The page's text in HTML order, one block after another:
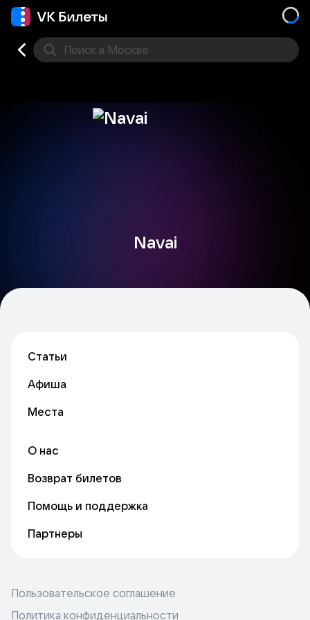
Поиск в Москве
Navai
Статьи
Афиша
Места
О нас
Возврат билетов
Помощь и поддержка
Партнеры
Пользовательское соглашение
Политика конфиденциальности